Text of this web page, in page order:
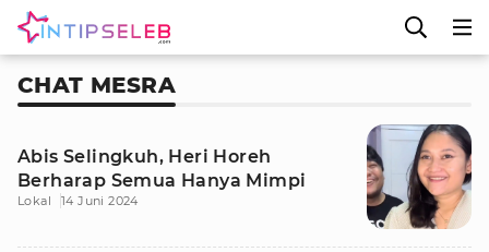
CHAT MESRA
Abis Selingkuh, Heri Horeh
Berharap Semua Hanya Mimpi
Lokal 14 Juni 2024